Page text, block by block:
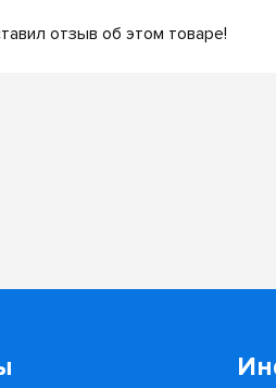
отзыв об этом товаре!